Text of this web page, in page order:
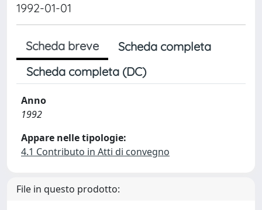
1992-01-01
Scheda breve
Scheda completa
Scheda completa (DC)
Anno
1992
Appare nelle tipologie:
4.1 Contributo in Atti di convegno
File in questo prodotto: